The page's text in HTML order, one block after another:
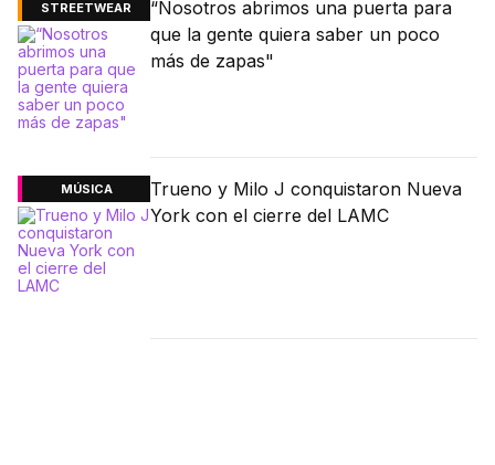
STREETWEAR
“Nosotros abrimos una puerta para
que la gente quiera saber un poco
más de zapas"
MÚSICA
Trueno y Milo J conquistaron Nueva
York con el cierre del LAMC